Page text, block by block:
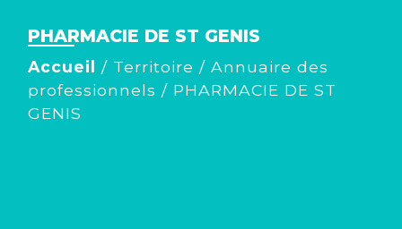
PHARMACIE DE ST GENIS
Accueil / Territoire / Annuaire des
professionnels / PHARMACIE DE ST
GENIS